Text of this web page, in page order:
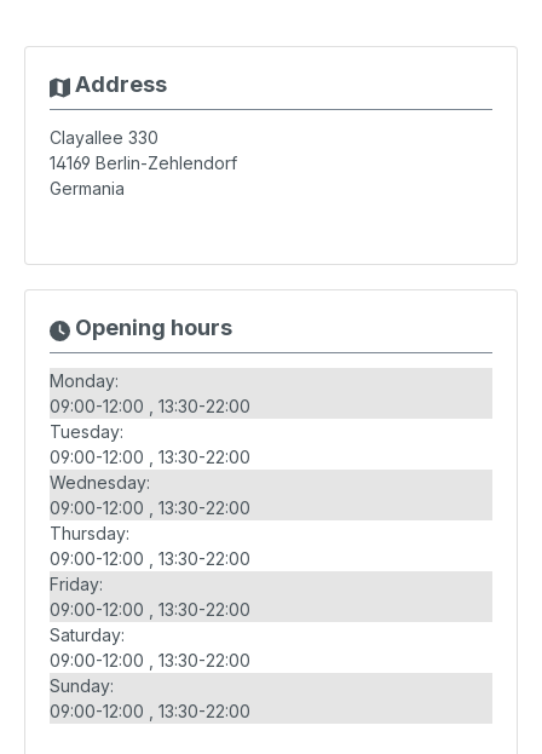
Address
Clayallee 330
14169 Berlin-Zehlendorf
Germania
Opening hours
Monday:
09:00-12:00
13:30-22:00
Tuesday:
09:00-12:00
13:30-22:00
Wednesday:
09:00-12:00
13:30-22:00
Thursday:
09:00-12:00
13:30-22:00
Friday:
09:00-12:00
13:30-22:00
Saturday:
09:00-12:00
13:30-22:00
Sunday:
09:00-12:00
13:30-22:00